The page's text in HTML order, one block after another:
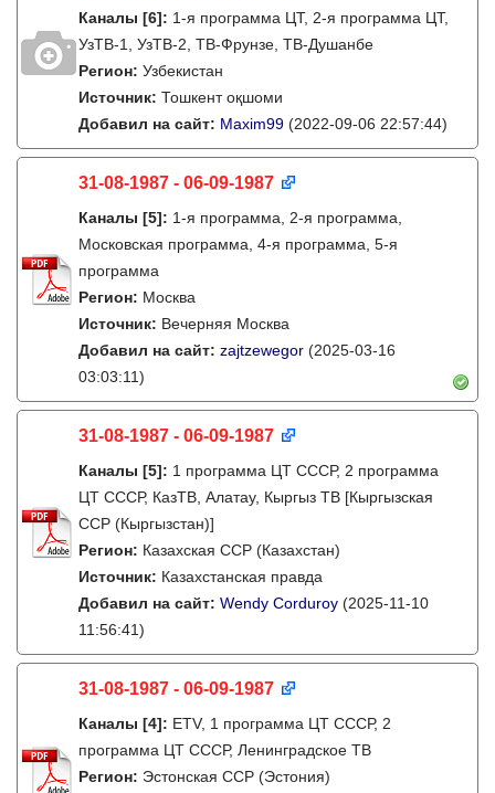
Каналы [6]: 1-я программа ЦТ, 2-я программа ЦТ,
УзТВ-1, УзТВ-2, ТВ-Фрунзе, ТВ-Душанбе
Регион: Узбекистан
Источник: Тошкент оқшоми
Добавил на сайт: Maxim99 (2022-09-06 22:57:44)
31-08-1987 - 06-09-1987
Каналы [5]: 1-я программа, 2-я программа,
Московская программа, 4-я программа, 5-я
программа
Регион: Москва
Источник: Вечерняя Москва
Добавил на сайт: zajtzewegor (2025-03-16
03:03:11)
31-08-1987 - 06-09-1987
Каналы [5]: 1 программа ЦТ СССР, 2 программа
ЦТ СССР, КазТВ, Алатау, Кыргыз ТВ [Кыргызская
ССР (Кыргызстан)]
Регион: Казахская ССР (Казахстан)
Источник: Казахстанская правда
Добавил на сайт: Wendy Corduroy (2025-11-10
11:56:41)
31-08-1987 - 06-09-1987
Каналы [4]: ETV, 1 программа ЦТ СССР, 2
программа ЦТ СССР, Ленинградское ТВ
Регион: Эстонская ССР (Эстония)